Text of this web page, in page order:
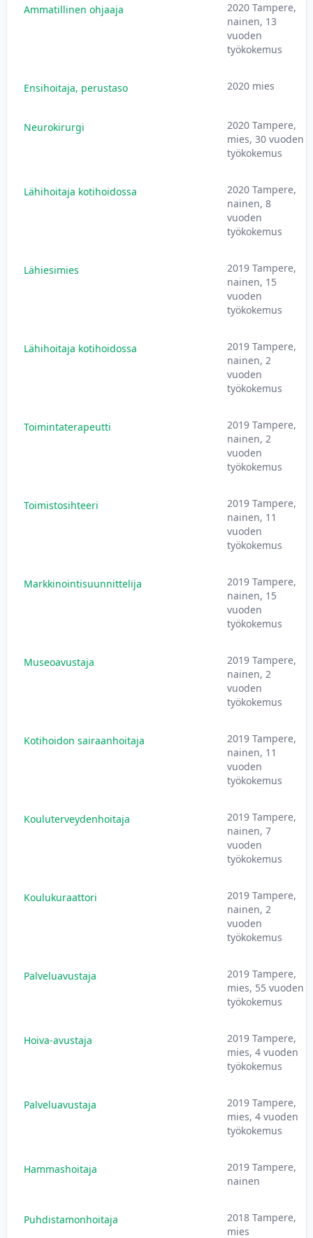
Ammatillinen ohjaaja
2020 Tampere,
nainen, 13
vuoden
työkokemus
Ensihoitaja, perustaso 2020 mies
Neurokirurgi
2020 Tampere,
mies, 30 vuoden
työkokemus
Lähihoitaja kotihoidossa
2020 Tampere,
nainen, 8
vuoden
työkokemus
Lähiesimies
2019 Tampere,
nainen, 15
vuoden
työkokemus
Lähihoitaja kotihoidossa
2019 Tampere,
nainen, 2
vuoden
työkokemus
Toimintaterapeutti
2019 Tampere,
nainen, 2
vuoden
työkokemus
Toimistosihteeri
2019 Tampere,
nainen, 11
vuoden
työkokemus
Markkinointisuunnittelija
2019 Tampere,
nainen, 15
vuoden
työkokemus
Museoavustaja
2019 Tampere,
nainen, 2
vuoden
työkokemus
Kotihoidon sairaanhoitaja
2019 Tampere,
nainen, 11
vuoden
työkokemus
Kouluterveydenhoitaja
2019 Tampere,
nainen, 7
vuoden
työkokemus
Koulukuraattori
2019 Tampere,
nainen, 2
vuoden
työkokemus
Palveluavustaja
2019 Tampere,
mies, 55 vuoden
työkokemus
Hoiva-avustaja
2019 Tampere,
mies, 4 vuoden
työkokemus
Palveluavustaja
2019 Tampere,
mies, 4 vuoden
työkokemus
Hammashoitaja
2019 Tampere,
nainen
Puhdistamonhoitaja
2018 Tampere,
mies